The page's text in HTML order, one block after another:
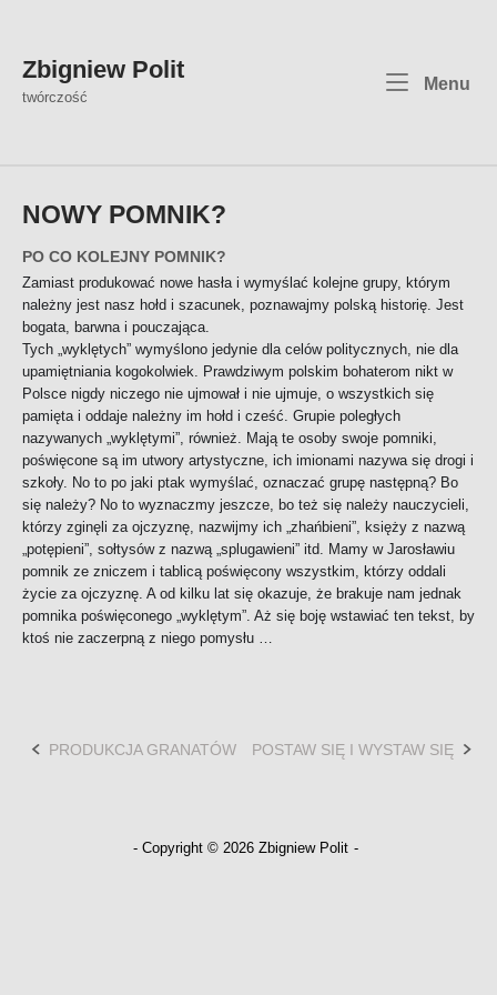
contentZbigniew Polit
twórczość
Menu
NOWY POMNIK?
PO CO KOLEJNY POMNIK?
Zamiast produkować nowe hasła i wymyślać kolejne grupy, którym
należny jest nasz hołd i szacunek, poznawajmy polską historię. Jest
bogata, barwna i pouczająca.
Tych „wyklętych” wymyślono jedynie dla celów politycznych, nie dla
upamiętniania kogokolwiek. Prawdziwym polskim bohaterom nikt w
Polsce nigdy niczego nie ujmował i nie ujmuje, o wszystkich się
pamięta i oddaje należny im hołd i cześć. Grupie poległych
nazywanych „wyklętymi”, również. Mają te osoby swoje pomniki,
poświęcone są im utwory artystyczne, ich imionami nazywa się drogi i
szkoły. No to po jaki ptak wymyślać, oznaczać grupę następną? Bo
się należy? No to wyznaczmy jeszcze, bo też się należy nauczycieli,
którzy zginęli za ojczyznę, nazwijmy ich „zhańbieni”, księży z nazwą
„potępieni”, sołtysów z nazwą „splugawieni” itd. Mamy w Jarosławiu
pomnik ze zniczem i tablicą poświęcony wszystkim, którzy oddali
życie za ojczyznę. A od kilku lat się okazuje, że brakuje nam jednak
pomnika poświęconego „wyklętym”. Aż się boję wstawiać ten tekst, by
ktoś nie zaczerpną z niego pomysłu …
Post
PRODUKCJA GRANATÓW POSTAW SIĘ I WYSTAW SIĘ
- Copyright © 2026 Zbigniew Polit